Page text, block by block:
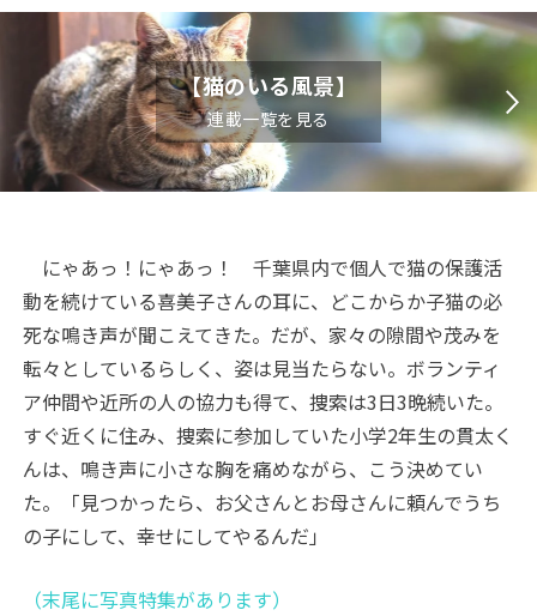
【猫のいる風景】
連載一覧を見る
にゃあっ！にゃあっ！ 千葉県内で個人で猫の保護活
動を続けている喜美子さんの耳に、どこからか子猫の必
死な鳴き声が聞こえてきた。だが、家々の隙間や茂みを
転々としているらしく、姿は見当たらない。ボランティ
ア仲間や近所の人の協力も得て、捜索は3日3晩続いた。
すぐ近くに住み、捜索に参加していた小学2年生の貫太く
んは、鳴き声に小さな胸を痛めながら、こう決めてい
た。「見つかったら、お父さんとお母さんに頼んでうち
の子にして、幸せにしてやるんだ」
（末尾に写真特集があります）